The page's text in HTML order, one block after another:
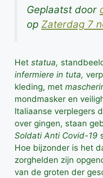
Geplaatst door
op Zaterdag 7
Het statua,
infermiere in tuta,
kleding, met
mondmasker en
Italiaanse verplegers
over gingen, staan
Soldati Anti Covid-19
Hoe bijzonder is het
zorghelden zijn
van de groten der